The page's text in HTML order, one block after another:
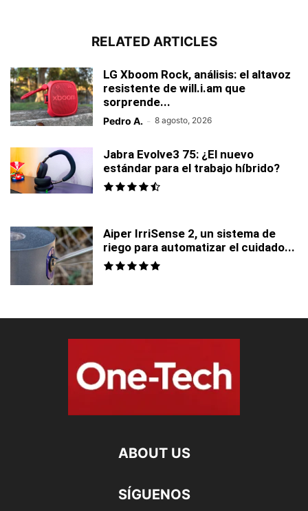
RELATED ARTICLES
LG Xboom Rock, análisis: el altavoz
resistente de will.i.am que
sorprende...
Pedro A. - 8 agosto, 2026
Jabra Evolve3 75: ¿El nuevo
estándar para el trabajo híbrido?
Aiper IrriSense 2, un sistema de
riego para automatizar el cuidado...
ABOUT US
SÍGUENOS